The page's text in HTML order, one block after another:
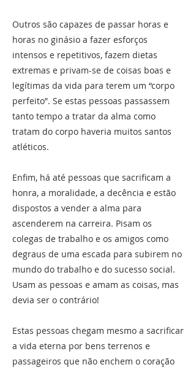
Outros são capazes de passar horas e
horas no ginásio a fazer esforços
intensos e repetitivos, fazem dietas
extremas e privam-se de coisas boas e
legítimas da vida para terem um “corpo
perfeito”. Se estas pessoas passassem
tanto tempo a tratar da alma como
tratam do corpo haveria muitos santos
atléticos.
Enfim, há até pessoas que sacrificam a
honra, a moralidade, a decência e estão
dispostos a vender a alma para
ascenderem na carreira. Pisam os
colegas de trabalho e os amigos como
degraus de uma escada para subirem no
mundo do trabalho e do sucesso social.
Usam as pessoas e amam as coisas, mas
devia ser o contrário!
Estas pessoas chegam mesmo a sacrificar
a vida eterna por bens terrenos e
passageiros que não enchem o coração